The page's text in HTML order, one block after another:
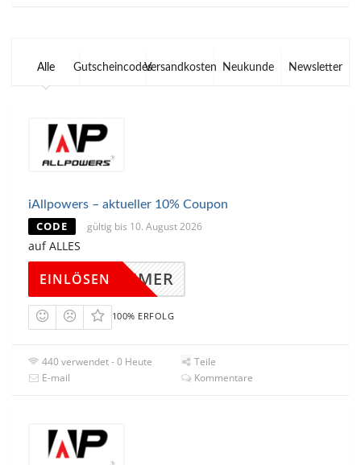
Alle GutscheincodesVersandkosten Neukunde Newsletter
iAllpowers – aktueller 10% Coupon
CODE gültig bis 10. August 2026
auf ALLES
AFSUMMER
EINLÖSEN
100% ERFOLG
440 verwendet - 0 Heute
Teile
E-mail
Kommentare